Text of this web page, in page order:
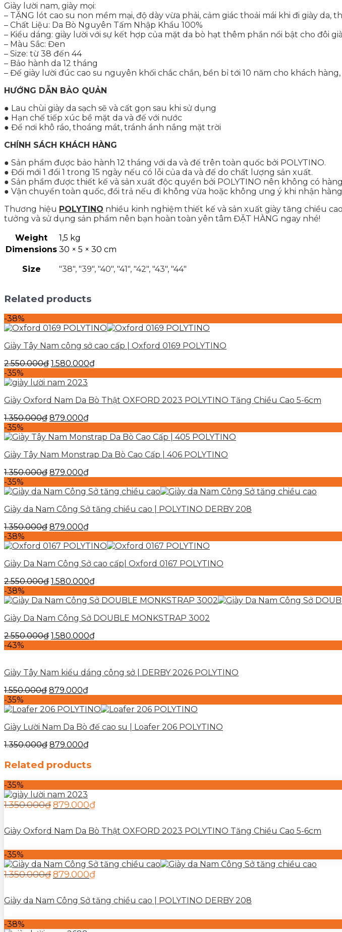
Giày lười nam, giày mọi:
– TẶNG lót cao su non mềm mại, độ dày vừa phải, cảm giác thoải mái khi đi giày da,
– Chất Liệu: Da Bò Nguyên Tấm Nhập Khẩu 100%
– Kiểu dáng: giày lười với sự kết hợp của mặt da bò hạt thêm phần nổi bật cho đôi
– Màu Sắc: Đen
– Size: từ 38 đến 44
– Bảo hành da 12 tháng
– Đế giày lười đúc cao su nguyên khối chắc chắn, bền bỉ tới 10 năm cho khách
HƯỚNG DẪN BẢO QUẢN
● Lau chùi giày da sạch sẽ và cất gọn sau khi sử dụng
● Hạn chế tiếp xúc bề mặt da và đế với nước
● Để nơi khô ráo, thoáng mát, tránh ánh nắng mặt trời
CHÍNH SÁCH KHÁCH HÀNG
● Sản phẩm được bảo hành 12 tháng với da và đế trên toàn quốc bởi POLYTINO.
● Đổi mới 1 đổi 1 trong 15 ngày nếu có lỗi của da và đế do chất lượng sản xuất.
● Sản phẩm được thiết kế và sản xuất độc quyền bởi POLYTINO nên không có
● Vận chuyển toàn quốc, đổi trả nếu đi không vừa hoặc không ưng ý khi nhận hàng
Thương hiệu POLYTINO nhiều kinh nghiệm thiết kế và sản xuất giày tăng chiều
tưởng và sử dụng sản phẩm nên bạn hoàn toàn yên tâm ĐẶT HÀNG ngay nhé!
Weight
1,5 kg
Dimensions 30 × 5 × 30 cm
Size "38", "39", "40", "41", "42", "43", "44"
Related products
-38%
Giày Tây Nam công sở cao cấp | Oxford 0169 POLYTINO
2.550.000₫ 1.580.000₫
-35%
Giày Oxford Nam Da Bò Thật OXFORD 2023 POLYTINO Tăng Chiều Cao 5-6cm
1.350.000₫ 879.000₫
-35%
Giày Tây Nam Monstrap Da Bò Cao Cấp | 406 POLYTINO
1.350.000₫ 879.000₫
-35%
Giày da Nam Công Sở tăng chiều cao | POLYTINO DERBY 208
1.350.000₫ 879.000₫
-38%
Giày Da Nam Công Sở cao cấp| Oxford 0167 POLYTINO
2.550.000₫ 1.580.000₫
-38%
Giày Da Nam Công Sở DOUBLE MONKSTRAP 3002
2.550.000₫ 1.580.000₫
-43%
Giày Tây Nam kiểu dáng công sở | DERBY 2026 POLYTINO
1.550.000₫ 879.000₫
-35%
Giày Lười Nam Da Bò đế cao su | Loafer 206 POLYTINO
1.350.000₫ 879.000₫
Related products
-35%
Giày Oxford Nam Da Bò Thật OXFORD 2023 POLYTINO Tăng Chiều Cao 5-6cm
1.350.000₫879.000₫
-35%
Giày da Nam Công Sở tăng chiều cao | POLYTINO DERBY 208
1.350.000₫879.000₫
-38%